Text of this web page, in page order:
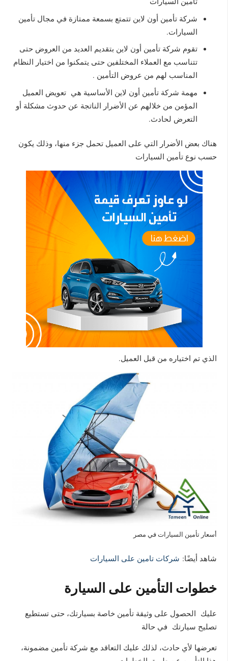
شركة تأمين أون لاين تتمتع بسمعة ممتازة في مجال تأمين
السيارات.
تقوم شركة تأمين أون لاين بتقديم العديد من العروض حتى
تتناسب مع العملاء المختلفين حتى يتمكنوا من اختيار النظام
المناسب لهم من عروض التأمين .
مهمة شركة تأمين أون لاين الأساسية هي تعويض العميل
المؤمن من خلالهم عن الأضرار الناتجة عن حدوث مشكلة أو
التعرض لحادث.
هناك بعض الأضرار التي على العميل تحمل جزء منها، وذلك يكون
حسب نوع تأمين السيارات
الذي تم اختياره من قبل العميل.
أسعار تأمين السيارات في مصر
شاهد أيضًا: شركات تامين على السيارات
خطوات التأمين على السيارة
عليك الحصول على وثيقة تأمين خاصة بسيارتك، حتى تستطيع
تصليح سيارتك في حالة
تعرضها لأي حادث، لذلك عليك التعاقد مع شركة تأمين مضمونة،